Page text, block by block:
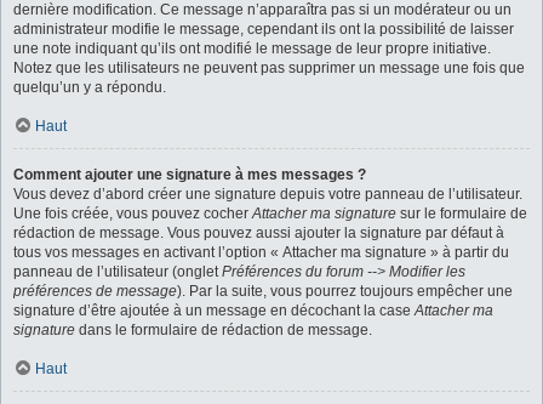
dernière modification. Ce message n’apparaîtra pas si un modérateur ou un
administrateur modifie le message, cependant ils ont la possibilité de laisser
une note indiquant qu’ils ont modifié le message de leur propre initiative.
Notez que les utilisateurs ne peuvent pas supprimer un message une fois que
quelqu’un y a répondu.
Haut
Comment ajouter une signature à mes messages ?
Vous devez d’abord créer une signature depuis votre panneau de l’utilisateur.
Une fois créée, vous pouvez cocherAttacher ma signature sur le formulaire de
rédaction de message. Vous pouvez aussi ajouter la signature par défaut à
tous vos messages en activant l’option « Attacher ma signature » à partir du
panneau de l’utilisateur (ongletPréférences du forum --> Modifier les
préférences de message). Par la suite, vous pourrez toujours empêcher une
signature d’être ajoutée à un message en décochant la caseAttacher ma
signature dans le formulaire de rédaction de message.
Haut